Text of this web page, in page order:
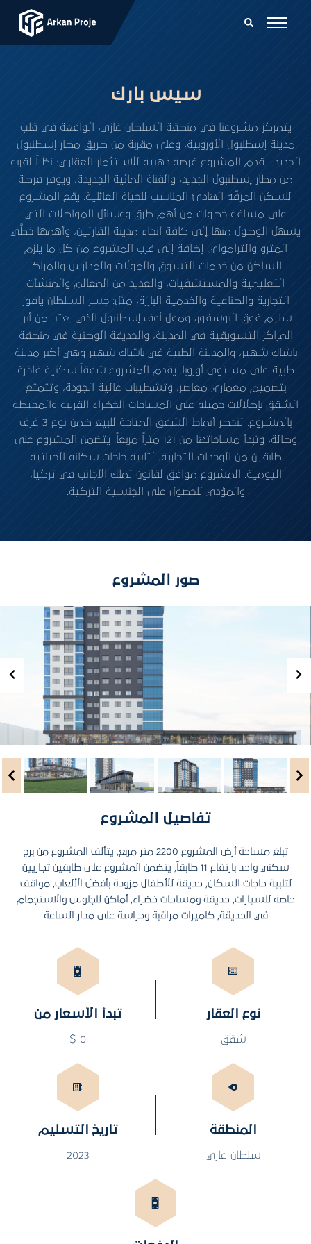
سيس بارك
يتمركز مشروعنا في منطقة السلطان غازي، الواقعة في قلب
مدينة إسطنبول الأوروبية، وعلى مقربة من طريق مطار إسطنبول
الجديد. يقدم المشروع فرصة ذهبية للاستثمار العقاري؛ نظراً لقربه
من مطار إسطنبول الجديد، والقناة المائية الجديدة، ويوفر فرصة
للسكن المرفّه الهادئ المناسب للحياة العائلية. يقع المشروع
على مسافة خطوات من أهم طرق ووسائل المواصلات التي
يسهل الوصول منها إلى كافة أنحاء مدينة القارتين، وأهمها خطَّي
المترو والترامواي. إضافة إلى قرب المشروع من كل ما يلزم
الساكن من خدمات التسوق والمولات والمدارس والمراكز
التعليمية والمستشفيات، والعديد من المعالم والمنشآت
التجارية والصناعية والخدمية البارزة، مثل: جسر السلطان يافوز
سليم فوق البوسفور، ومول أوف إسطنبول الذي يعتبر من أبرز
المراكز التسويقية في المدينة، والحديقة الوطنية في منطقة
باشاك شهير، والمدينة الطبية في باشاك شهير وهي أكبر مدينة
طبية على مستوى أوروبا. يقدم المشروع شققاً سكنية فاخرة
بتصميم معماري معاصر، وتشطيبات عالية الجودة، وتتمتع
الشقق بإطلالات جميلة على المساحات الخضراء القريبة والمحيطة
بالمشروع. تنحصر أنماط الشقق المتاحة للبيع ضمن نوع 3 غرف
وصالة، وتبدأ مساحاتها من 121 متراً مربعاً. يتضمن المشروع على
طابقين من الوحدات التجارية، لتلبية حاجات سكانه الحياتية
اليومية. المشروع موافق لقانون تملك الأجانب في تركيا،
والمؤدي للحصول على الجنسية التركية.
صور المشروع
تفاصيل المشروع
تبلغ مساحة أرض المشروع 2200 متر مربع, يتألف المشروع من برج
سكني واحد بارتفاع 11 طابقاً, يتضمن المشروع على طابقين تجاريين
لتلبية حاجات السكان, حديقة للأطفال مزودة بأفضل الألعاب, مواقف
خاصة للسيارات, حديقة ومساحات خضراء, أماكن للجلوس والاستجمام
في الحديقة, كاميرات مراقبة وحراسة على مدار الساعة
نوع العقار
شقق
تبدأ الأسعار من
0 $
المنطقة
سلطان غازي
تاريخ التسليم
2023